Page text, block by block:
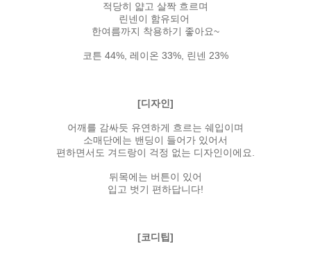
적당히 얇고 살짝 흐르며
린넨이 함유되어
한여름까지 착용하기 좋아요~
코튼 44%, 레이온 33%, 린넨 23%
[디자인]
어깨를 감싸듯 유연하게 흐르는 쉐입이며
소매단에는 밴딩이 들어가 있어서
편하면서도 겨드랑이 걱정 없는 디자인이에요.
뒤목에는 버튼이 있어
입고 벗기 편하답니다!
[코디팁]